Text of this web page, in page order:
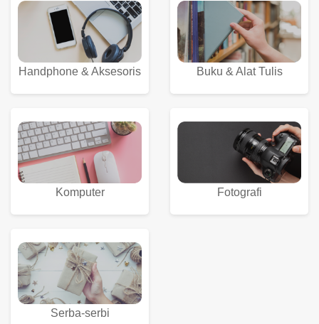
Handphone & Aksesoris Buku & Alat Tulis
Komputer Fotografi
Serba-serbi